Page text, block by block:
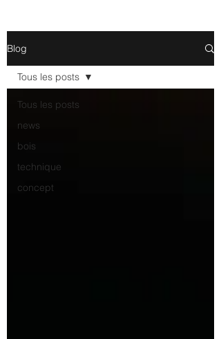
Blog
Tous les posts
news
bois
technique
concept
Tous les posts